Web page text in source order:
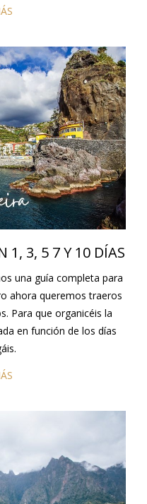
1, 3, 5 7 Y 10 DÍAS
una guía completa para
ahora queremos traeros
Para que organicéis la
en función de los días